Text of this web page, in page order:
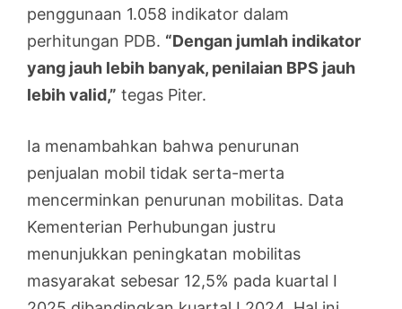
penggunaan 1.058 indikator dalam
perhitungan PDB. “Dengan jumlah indikator
yang jauh lebih banyak, penilaian BPS jauh
lebih valid,” tegas Piter.
Ia menambahkan bahwa penurunan
penjualan mobil tidak serta-merta
mencerminkan penurunan mobilitas. Data
Kementerian Perhubungan justru
menunjukkan peningkatan mobilitas
masyarakat sebesar 12,5% pada kuartal I